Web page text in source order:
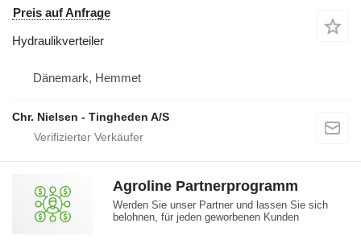
Preis auf Anfrage
Hydraulikverteiler
Dänemark, Hemmet
Chr. Nielsen - Tingheden A/S
Agroline Partnerprogramm
Werden Sie unser Partner und lassen Sie sich
belohnen, für jeden geworbenen Kunden